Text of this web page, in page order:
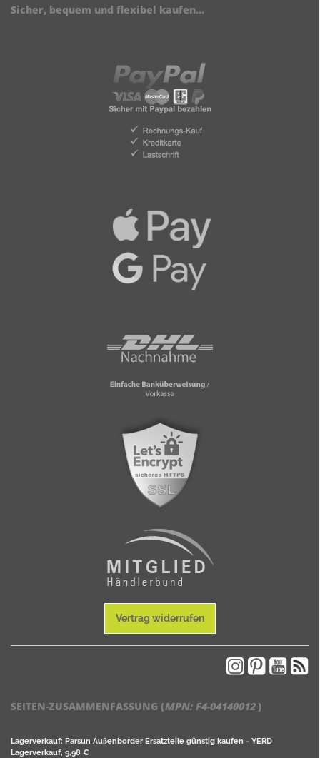
Sicher, bequem und flexibel kaufen...
Vertrag widerrufen
SEITEN-ZUSAMMENFASSUNG (MPN: F4-04140012)
Lagerverkauf: Parsun Außenborder Ersatzteile günstig kaufen - YERD
Lagerverkauf, 9,98 €